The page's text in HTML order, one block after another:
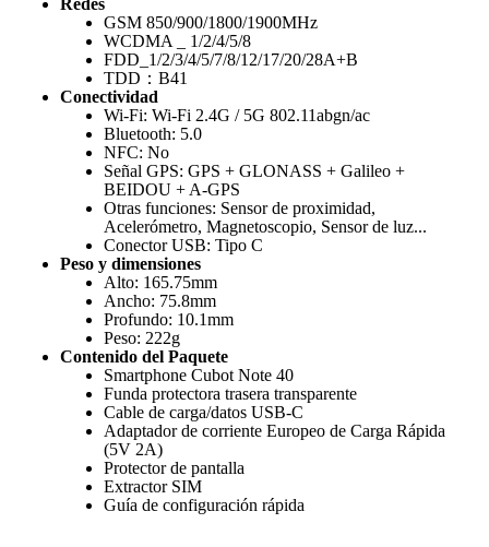
Redes
GSM 850/900/1800/1900MHz
WCDMA _ 1/2/4/5/8
FDD_1/2/3/4/5/7/8/12/17/20/28A+B
TDD：B41
Conectividad
Wi-Fi: Wi-Fi 2.4G / 5G 802.11abgn/ac
Bluetooth: 5.0
NFC: No
Señal GPS: GPS + GLONASS + Galileo +
BEIDOU + A-GPS
Otras funciones: Sensor de proximidad,
Acelerómetro, Magnetoscopio, Sensor de luz...
Conector USB: Tipo C
Peso y dimensiones
Alto: 165.75mm
Ancho: 75.8mm
Profundo: 10.1mm
Peso: 222g
Contenido del Paquete
Smartphone Cubot Note 40
Funda protectora trasera transparente
Cable de carga/datos USB-C
Adaptador de corriente Europeo de Carga Rápida
(5V 2A)
Protector de pantalla
Extractor SIM
Guía de configuración rápida